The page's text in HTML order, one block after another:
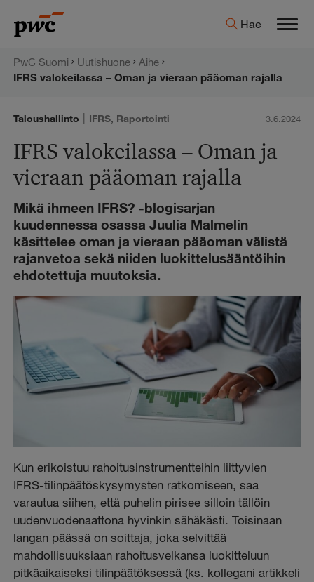
sisältöön
PwC:n
Hae
PwC Suomi Uutishuone
Aihe
IFRS valokeilassa – Oman ja vieraan pääoman rajalla
Taloushallinto | IFRS, Raportointi 3.6.2024
IFRS valokeilassa – Oman ja
vieraan pääoman rajalla
Mikä ihmeen IFRS? -blogisarjan
kuudennessa osassa Juulia Malmelin
käsittelee oman ja vieraan pääoman välistä
rajanvetoa sekä niiden luokittelusääntöihin
ehdotettuja muutoksia.
Kun erikoistuu rahoitusinstrumentteihin liittyvien
IFRS-tilinpäätöskysymysten ratkomiseen, saa
varautua siihen, että puhelin pirisee silloin tällöin
uudenvuodenaattona hyvinkin sähäkästi. Toisinaan
langan päässä on soittaja, joka selvittää
mahdollisuuksiaan rahoitusvelkansa luokitteluun
pitkäaikaiseksi tilinpäätöksessä (ks. kollegani artikkeli